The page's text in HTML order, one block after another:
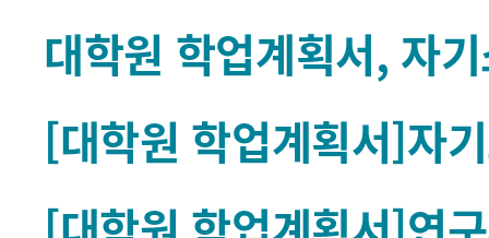
대학원 학업계획서, 자
[대학원 학업계획서]자